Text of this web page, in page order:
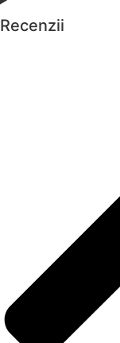
Recenzii